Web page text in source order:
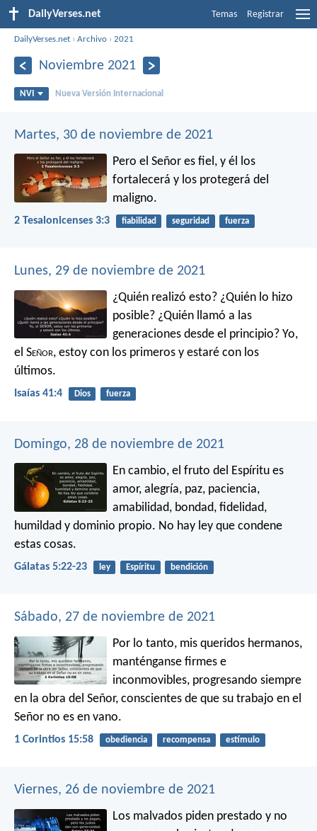
DailyVerses.net Temas Registrar
DailyVerses.net ›Archivo ›2021
Noviembre 2021
NVI Nueva Versión Internacional
Martes, 30 de noviembre de 2021
Pero el Señor es fiel, y él los
fortalecerá y los protegerá del
maligno.
2 Tesalonicenses 3:3 fiabilidad seguridad fuerza
Lunes, 29 de noviembre de 2021
¿Quién realizó esto? ¿Quién lo hizo
posible? ¿Quién llamó a las
generaciones desde el principio? Yo,
el Señor, estoy con los primeros y estaré con los
últimos.
Isaías 41:4 Dios fuerza
Domingo, 28 de noviembre de 2021
En cambio, el fruto del Espíritu es
amor, alegría, paz, paciencia,
amabilidad, bondad, fidelidad,
humildad y dominio propio. No hay ley que condene
estas cosas.
Gálatas 5:22-23 ley Espíritu bendición
Sábado, 27 de noviembre de 2021
Por lo tanto, mis queridos hermanos,
manténganse firmes e
inconmovibles, progresando siempre
en la obra del Señor, conscientes de que su trabajo en el
Señor no es en vano.
1 Corintios 15:58 obediencia recompensa estímulo
Viernes, 26 de noviembre de 2021
Los malvados piden prestado y no